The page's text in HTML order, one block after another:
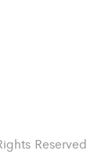
Reserved